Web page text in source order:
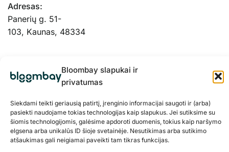
Bloombay slapukai ir
privatumas
Siekdami teikti geriausią patirtį, įrenginio informacijai saugoti ir (arba)
pasiekti naudojame tokias technologijas kaip slapukus. Jei sutiksime su
šiomis technologijomis, galėsime apdoroti duomenis, tokius kaip naršymo
elgsena arba unikalūs ID šioje svetainėje. Nesutikimas arba sutikimo
atšaukimas gali neigiamai paveikti tam tikras funkcijas.
Adresas:
Panerių g. 51-
103, Kaunas, 48334